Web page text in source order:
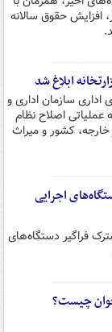
افزایش حقوق سالانه
اداری سازمان اداری و
عملیاتی اصلاح نظام
خارجه، کشور و میراث
اجرایی
فراگیر دستگاه‌های
چیست؟